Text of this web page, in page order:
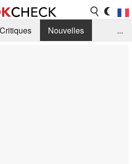
Critiques
Nouvelles
...